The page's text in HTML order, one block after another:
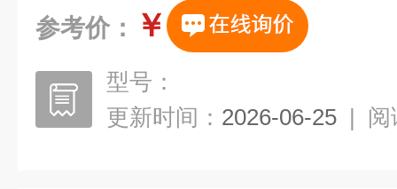
参考价： ￥
型号：
更新时间： 2026-06-25 | 阅